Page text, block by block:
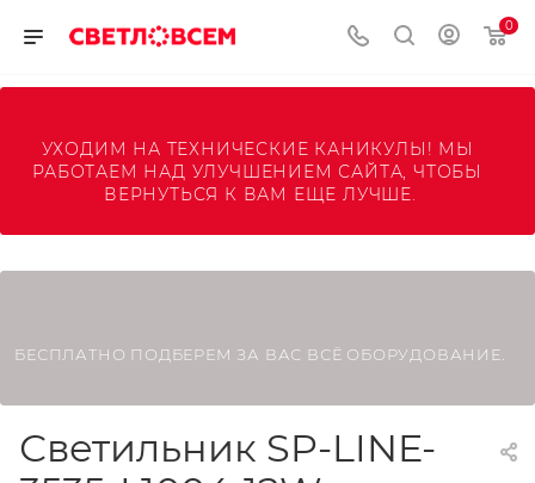
0
УХОДИМ НА ТЕХНИЧЕСКИЕ КАНИКУЛЫ! МЫ
РАБОТАЕМ НАД УЛУЧШЕНИЕМ САЙТА, ЧТОБЫ
ВЕРНУТЬСЯ К ВАМ ЕЩЕ ЛУЧШЕ.
БЕСПЛАТНО ПОДБЕРЕМ ЗА ВАС ВСЁ ОБОРУДОВАНИЕ.
Светильник SP-LINE-